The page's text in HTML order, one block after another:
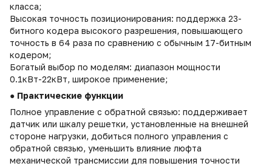
класса;
Высокая точность позиционирования: поддержка 23-
битного кодера высокого разрешения, повышающего
точность в 64 раза по сравнению с обычным 17-битным
кодером;
Богатый выбор по моделям: диапазон мощности
0.1кВт-22кВт, широкое применение;
● Практические функции
Полное управление с обратной связью: поддерживает
датчик или шкалу решетки, установленные на внешней
стороне нагрузки, добиться полного управления с
обратной связью, уменьшить влияние люфта
механической трансмиссии для повышения точности